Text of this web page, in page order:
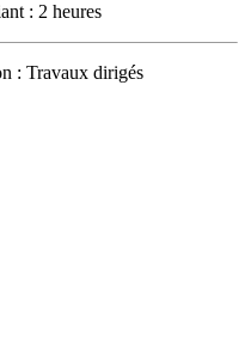
: 2 heures
: Travaux dirigés